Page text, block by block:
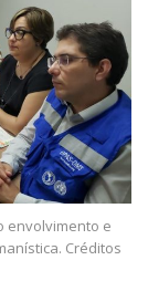
envolvimento e
Créditos